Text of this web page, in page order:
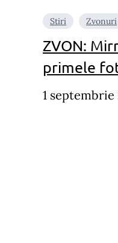
Stiri Zvonuri
ZVON:
primele
1 septembrie